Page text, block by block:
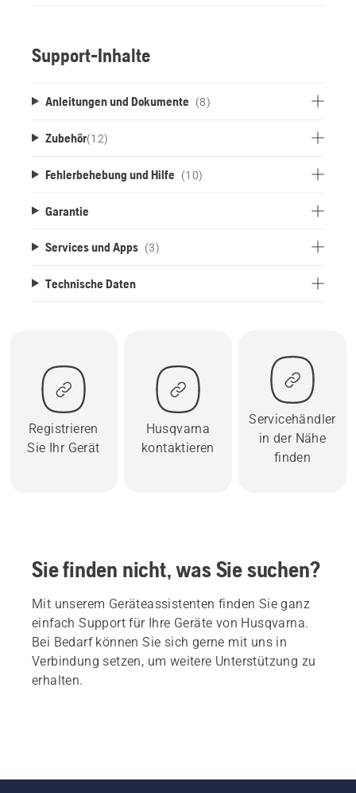
Support-Inhalte
Anleitungen und Dokumente (8)
Zubehör(12)
Fehlerbehebung und Hilfe (10)
Garantie
Services und Apps (3)
Technische Daten
Registrieren
Sie Ihr Gerät
Husqvarna
kontaktieren
Servicehändler
in der Nähe
finden
Sie finden nicht, was Sie suchen?
Mit unserem Geräteassistenten finden Sie ganz
einfach Support für Ihre Geräte von Husqvarna.
Bei Bedarf können Sie sich gerne mit uns in
Verbindung setzen, um weitere Unterstützung zu
erhalten.